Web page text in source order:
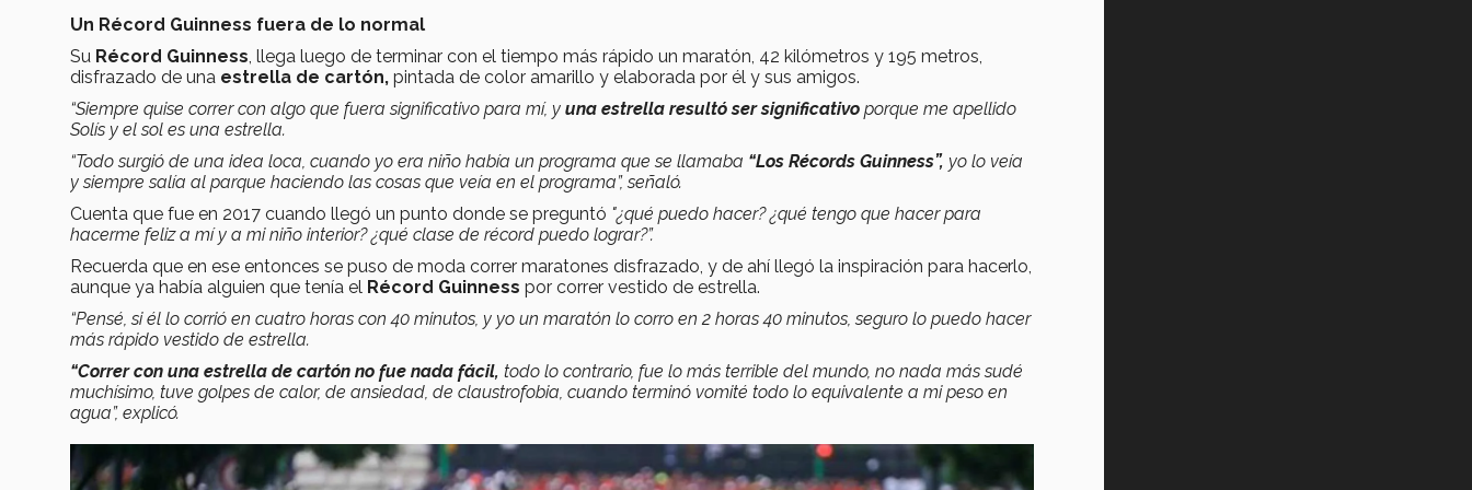
Un Récord Guinness fuera de lo normal
Su Récord Guinness, llega luego de terminar con el tiempo más rápido un maratón, 42 kilómetros y 195 metros,
disfrazado de una estrella de cartón, pintada de color amarillo y elaborada por él y sus amigos.
“Siempre quise correr con algo que fuera significativo para mí, y una estrella resultó ser significativo porque me apellido
Solís y el sol es una estrella.
“Todo surgió de una idea loca, cuando yo era niño había un programa que se llamaba “Los Récords Guinness”, yo lo veía
y siempre salía al parque haciendo las cosas que veía en el programa”, señaló.
Cuenta que fue en 2017 cuando llegó un punto donde se preguntó "¿qué puedo hacer? ¿qué tengo que hacer para
hacerme feliz a mí y a mi niño interior? ¿qué clase de récord puedo lograr?”.
Recuerda que en ese entonces se puso de moda correr maratones disfrazado, y de ahí llegó la inspiración para hacerlo,
aunque ya había alguien que tenía el Récord Guinness por correr vestido de estrella.
“Pensé, si él lo corrió en cuatro horas con 40 minutos, y yo un maratón lo corro en 2 horas 40 minutos, seguro lo puedo hacer
más rápido vestido de estrella.
“Correr con una estrella de cartón no fue nada fácil, todo lo contrario, fue lo más terrible del mundo, no nada más sudé
muchísimo, tuve golpes de calor, de ansiedad, de claustrofobia, cuando terminó vomité todo lo equivalente a mi peso en
agua”, explicó.